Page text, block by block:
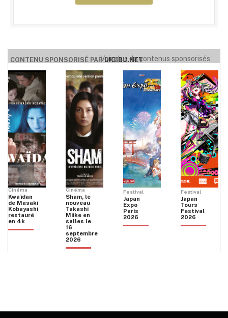
CONTENU SPONSORISÉ PARDIGIBU.NET
Voir plus de contenus sponsorisés
Cinéma
Kwaïdan
de Masaki
Kobayashi
restauré
en 4k
Cinéma
Sham, le
nouveau
Takashi
Miike en
salles le
16
septembre
2026
Festival
Japan
Expo
Paris
2026
Festival
Japan
Tours
Festival
2026